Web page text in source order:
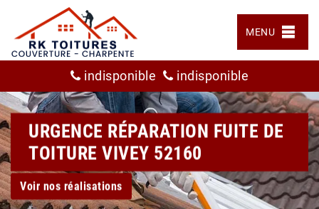
MENU
indisponible indisponible
URGENCE RÉPARATION FUITE DE
TOITURE VIVEY 52160
Voir nos réalisations